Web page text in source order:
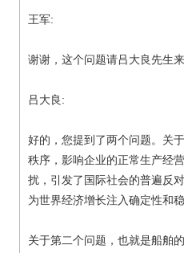
王军:
谢谢，这个问题请吕大良先生
吕大良:
好的，您提到了两个问题。关
秩序，影响企业的正常生产经
扰，引发了国际社会的普遍反
为世界经济增长注入确定性和
关于第二个问题，也就是船舶